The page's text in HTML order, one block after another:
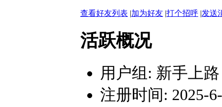
查看好友列表 |加为好友 |打个招呼 |发送
活跃概况
用户组: 新手上路
注册时间: 2025-